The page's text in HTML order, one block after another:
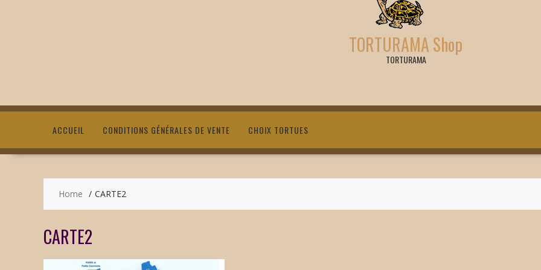
TORTURAMA Shop
TORTURAMA
ACCUEIL CONDITIONS GÉNÉRALES DE VENTE CHOIX TORTUES
Home CARTE2
CARTE2